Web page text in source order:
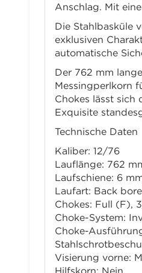
Anschlag. Mit
Die Stahlbasküle
exklusiven
automatische
Der 762 mm
Messingperlkorn
Chokes lässt
Exquisite
Technische Daten
Kaliber: 12/76
Lauflänge: 762
Laufschiene: 6
Laufart: Back
Chokes: Full (F),
Choke-System:
Choke-
Visierung vorne: